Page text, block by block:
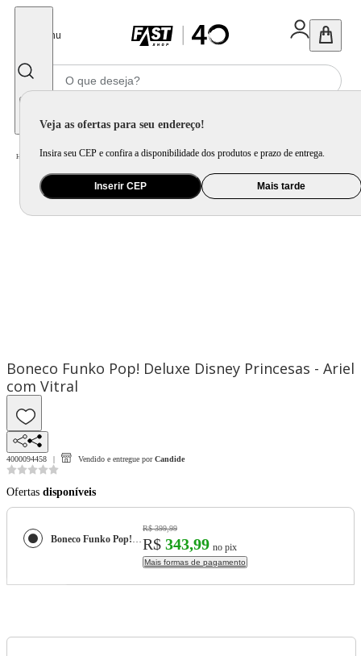
Menu
Veja as ofertas para seu endereço!
Insira seu CEP e confira a disponibilidade dos produtos e prazo de entrega.
Inserir CEP Mais tarde
Home Brinquedo e Colecionável / Para Colecionar
Boneco Funko Pop! Deluxe Disney Princesas - Ariel
com Vitral
4000094458 Vendido e entregue por Candide
Ofertas disponíveis
Boneco Funko Pop! Deluxe Disney Princesas - Ariel com Vitral
R$ 399,99
R$ 343,99 no pix
Mais formas de pagamento